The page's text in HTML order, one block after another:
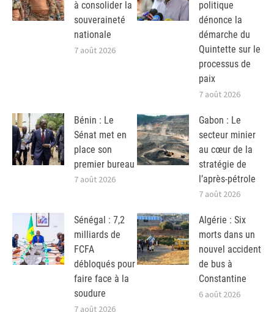
à consolider la
souveraineté
nationale
7 août 2026
politique
dénonce la
démarche du
Quintette sur le
processus de
paix
7 août 2026
Bénin : Le
Sénat met en
place son
premier bureau
7 août 2026
Gabon : Le
secteur minier
au cœur de la
stratégie de
l’après-pétrole
7 août 2026
Sénégal : 7,2
milliards de
FCFA
débloqués pour
faire face à la
soudure
7 août 2026
Algérie : Six
morts dans un
nouvel accident
de bus à
Constantine
6 août 2026